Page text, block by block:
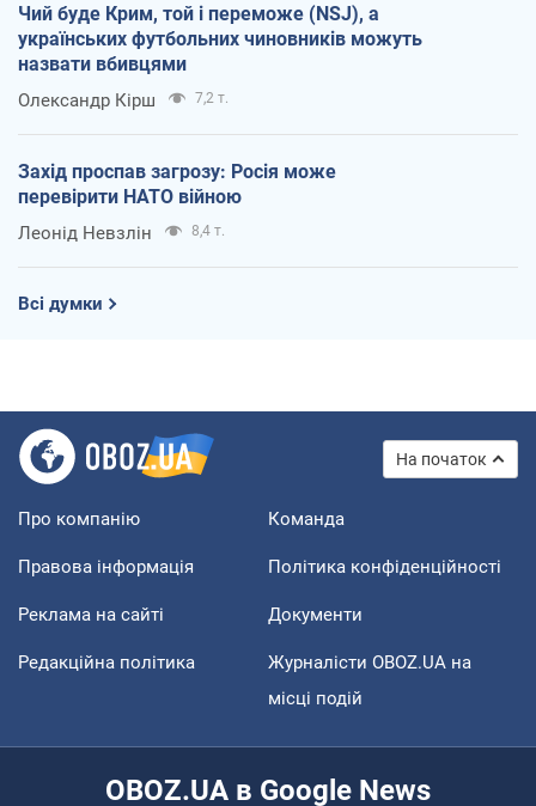
Чий буде Крим, той і переможе (NSJ), а
українських футбольних чиновників можуть
назвати вбивцями
Олександр Кірш 7,2 т.
Захід проспав загрозу: Росія може
перевірити НАТО війною
Леонід Невзлін 8,4 т.
Всі думки
На початок
Про компанію Команда
Правова інформація Політика конфіденційності
Реклама на сайті Документи
Редакційна політика
Журналісти OBOZ.UA на
місці подій
OBOZ.UA в Google News